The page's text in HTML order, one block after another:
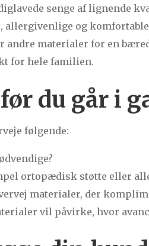
senge af lignende
allergivenlige og
andre materialer for en
for hele familien.
du går i
følgende:
ortopædisk støtte eller
materialer, der
vil påvirke, hvor